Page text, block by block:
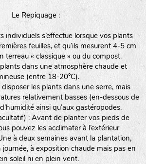
Le Repiquage :
individuels s’effectue lorsque vos plants
feuilles, et qu’ils mesurent 4-5 cm
terreau « classique » ou du compost.
dans une atmosphère chaude et
(entre 18-20°C).
les plants dans une serre, mais
relativement basses (en-dessous de
d’humidité ainsi qu’aux gastéropodes.
: Avant de planter vos pieds de
pouvez les acclimater à l’extérieur
à deux semaines avant la plantation,
à exposition chaude mais pas en
soleil ni en plein vent.